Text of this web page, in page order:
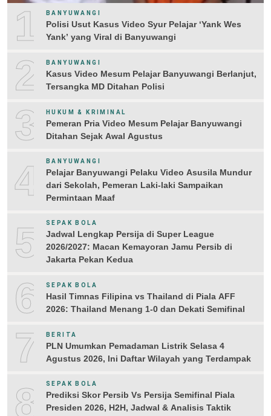
1 BANYUWANGI
Polisi Usut Kasus Video Syur Pelajar ‘Yank Wes
Yank’ yang Viral di Banyuwangi
2 BANYUWANGI
Kasus Video Mesum Pelajar Banyuwangi Berlanjut,
Tersangka MD Ditahan Polisi
3 HUKUM & KRIMINAL
Pemeran Pria Video Mesum Pelajar Banyuwangi
Ditahan Sejak Awal Agustus
4 BANYUWANGI
Pelajar Banyuwangi Pelaku Video Asusila Mundur
dari Sekolah, Pemeran Laki-laki Sampaikan
Permintaan Maaf
5 SEPAK BOLA
Jadwal Lengkap Persija di Super League
2026/2027: Macan Kemayoran Jamu Persib di
Jakarta Pekan Kedua
6 SEPAK BOLA
Hasil Timnas Filipina vs Thailand di Piala AFF
2026: Thailand Menang 1-0 dan Dekati Semifinal
7 BERITA
PLN Umumkan Pemadaman Listrik Selasa 4
Agustus 2026, Ini Daftar Wilayah yang Terdampak
8 SEPAK BOLA
Prediksi Skor Persib Vs Persija Semifinal Piala
Presiden 2026, H2H, Jadwal & Analisis Taktik